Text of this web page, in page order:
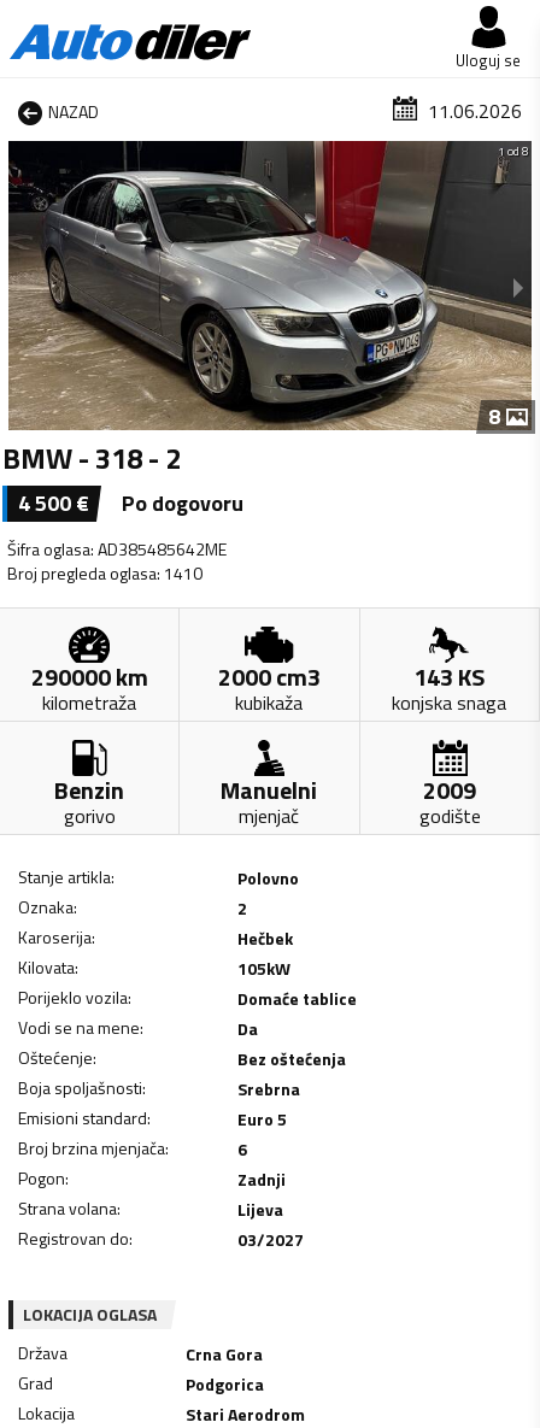
Uloguj se
NAZAD 11.06.2026
1 od 8
8
BMW - 318 - 2
4 500€ Po dogovoru
Šifra oglasa:AD385485642ME
Broj pregleda oglasa: 1410
290000km
kilometraža
2000cm3
kubikaža
143KS
konjska snaga
Benzin
gorivo
Manuelni
mjenjač
2009
godište
Stanje artikla:
Polovno
Oznaka:
2
Karoserija:
Hečbek
Kilovata: 105kW
Porijeklo vozila:
Domaće tablice
Vodi se na mene:
Da
Oštećenje:
Bez oštećenja
Boja spoljašnosti:
Srebrna
Emisioni standard:
Euro 5
Broj brzina mjenjača:
6
Pogon:
Zadnji
Strana volana:
Lijeva
Registrovan do: 03/2027
LOKACIJA OGLASA
Država
Crna Gora
Grad
Podgorica
Lokacija
Stari Aerodrom